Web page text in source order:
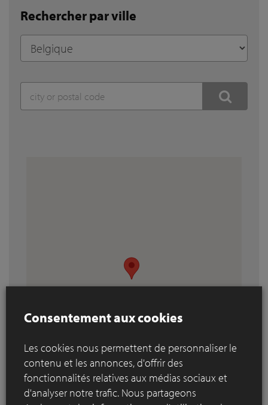
Rechercher par ville
Consentement aux cookies
Les cookies nous permettent de personnaliser le
contenu et les annonces, d'offrir des
fonctionnalités relatives aux médias sociaux et
d'analyser notre trafic. Nous partageons